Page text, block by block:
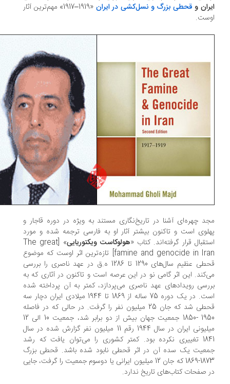
قحطی بزرگ و نسل‌کشی در ایران
«1919–1917» مهم‌ترین آثار
چهره‌ای آشنا در تاریخ‌نگاری مستند به ویژه در دوره قاجار و
است و تاکنون بیشتر آثار او به فارسی ترجمه شده و مورد
قرار گرفته‌اند. کتاب «هولوکاست ویکتوریایی
» [The great
famine and genocide in Iran] تازه‌ترین اثر اوست که موضوع
قحطی عظیم سال‌های 1290 تا 1286 ه.ق در عهد ناصری را بررسی
این اثر گامی نو در این عرصه است و تاکنون در آثاری که به
رویدادهای عهد ناصری می‌پردازد، کمتر به آن پرداخته شده
است. در یک دوره 75 ساله از 1869 تا 1944 میلادی ایران دچار سه
قحطی شد که جان 25 میلیون نفر را گرفت. در حالی که در فاصله
1950 -1850 جمعیت جهان بیش از دو برابر شد، جمعیت 10 الی 12
میلیونی ایران در سال 1944 رقم 11 میلیون نفر گزارش شده در سال
1841 تغییری نکرده بود. کمتر کشوری را می‌توان یافت که رشد
یک سده آن در اثر قحطی نابود شده باشد. قحطی بزرگ
1873-1869 که جان 12 میلیون ایرانی یا دوسوم جمعیت را گرفت، جایی
صفحات کتاب‌های تاریخ ندارد.